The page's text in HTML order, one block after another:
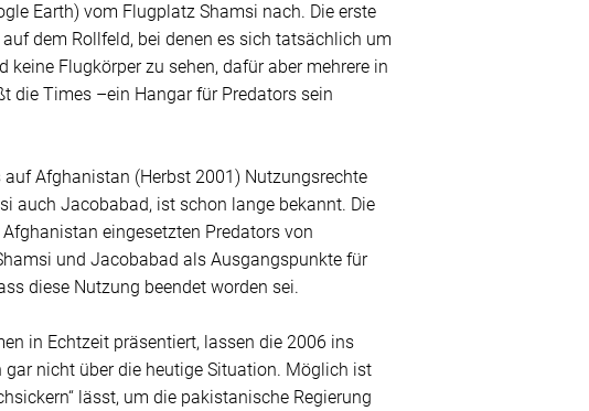
Earth) vom Flugplatz Shamsi nach. Die erste
dem Rollfeld, bei denen es sich tatsächlich um
Flugkörper zu sehen, dafür aber mehrere in
die Times –ein Hangar für Predators sein
Afghanistan (Herbst 2001) Nutzungsrechte
auch Jacobabad, ist schon lange bekannt. Die
eingesetzten Predators von
und Jacobabad als Ausgangspunkte für
diese Nutzung beendet worden sei.
in Echtzeit präsentiert, lassen die 2006 ins
nicht über die heutige Situation. Möglich ist
lässt, um die pakistanische Regierung